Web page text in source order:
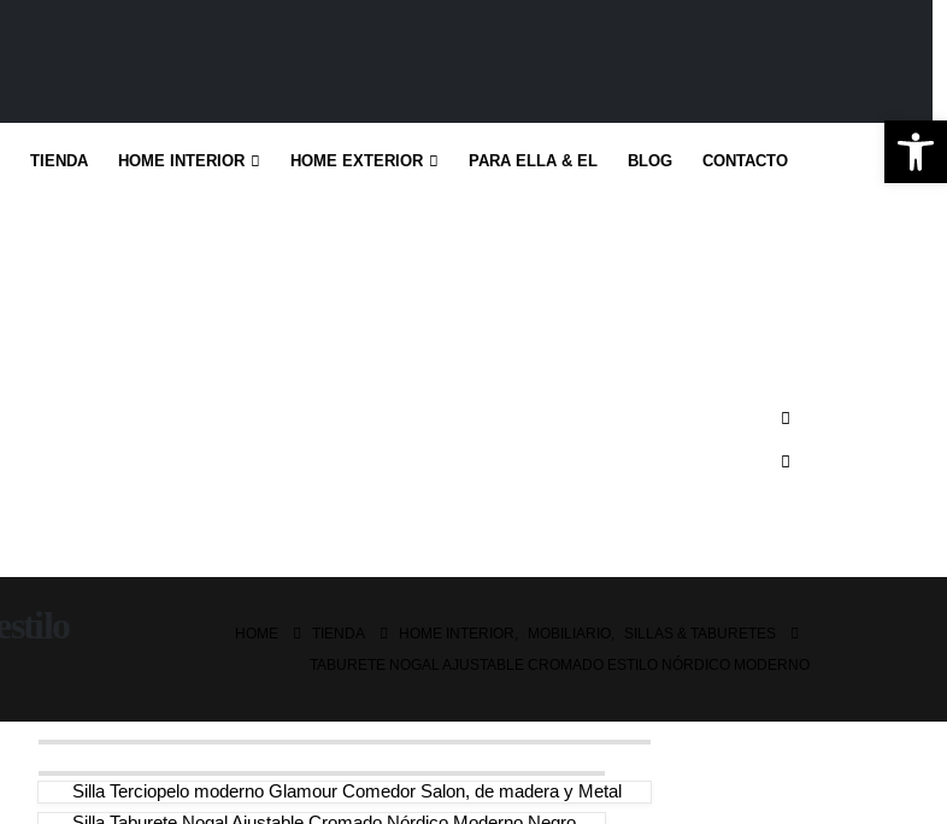
TIENDA HOME INTERIOR HOME EXTERIOR PARA ELLA & EL BLOG CONTACTO
Silla Terciopelo moderno Glamour Comedor Salon, de madera y Metal